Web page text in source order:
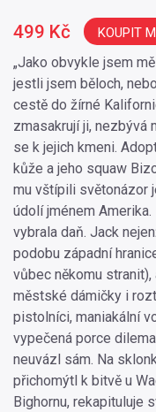
„Jako obvykle jsem
jestli jsem běloch,
cestě do žírné
zmasakrují ji, nezbývá
se k jejich kmeni.
kůže a jeho squaw
mu vštípili světonázor
údolí jménem
vybrala daň. Jack
podobu západní
vůbec někomu
městské dámičky i
pistolníci, maniakální
vypečená porce
neuvázl sám. Na
přichomýtl k bitvě u
Bighornu, rekapituluje
499 Kč KOUPIT